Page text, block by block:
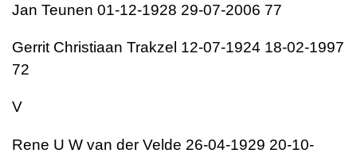
Jan Teunen 01-12-1928 29-07-2006 77
Gerrit Christiaan Trakzel 12-07-1924 18-02-1997
72
V
Rene U W van der Velde 26-04-1929 20-10-